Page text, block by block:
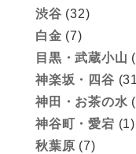
渋谷 (32)
白金 (7)
目黒・武蔵小山
神楽坂・四谷
神田・お茶の水
神谷町・愛宕 (1)
秋葉原 (7)